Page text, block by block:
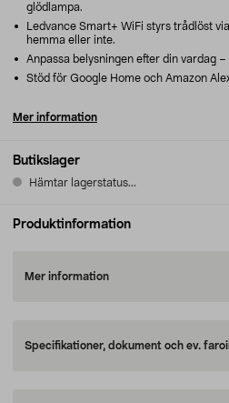
Butikslager
Hämtar lagerstatus...
glödlampa.
Ledvance Smart+ WiFi styrs trådlöst
hemma eller inte.
Anpassa belysningen efter din vardag
Stöd för Google Home och Amazon
Mer information
Produktinformation
Mer information
Specifikationer, dokument och ev.